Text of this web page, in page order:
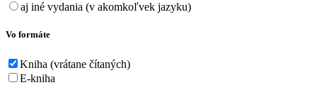
aj iné vydania (v akomkoľvek jazyku)
Vo formáte
Kniha (vrátane čítaných)
E-kniha